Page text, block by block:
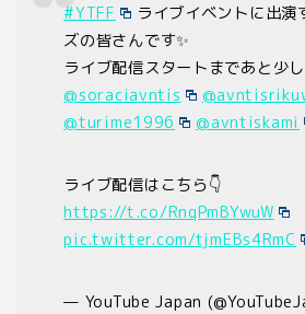
#YTFF
ライブイベントに出演
ズの皆さんです✨
ライブ配信スタートまであと少
@soraciavntis
@turime1996
@avntiskami
ライブ配信はこちら👇
https://t.co/RnqPmBYwuW
pic.twitter.com/tjmEBs4RmC
— YouTube Japan